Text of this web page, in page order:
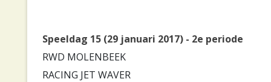
Speeldag 15 (29 januari 2017) - 2e periode
RWD MOLENBEEK
RACING JET WAVER